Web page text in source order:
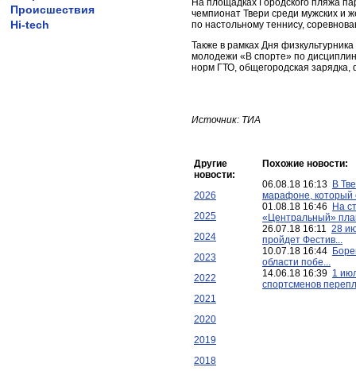
Происшествия
Hi-tech
На площадках Городского пляжа
чемпионат Твери среди мужских и
по настольному теннису,
Также в рамках Дня
молодежи «В спорте» по
норм ГТО, общегородская зарядка,
Источник: ТИА
Другие
новости:
2026
2025
2024
2023
2022
2021
2020
2019
2018
Похожие новости:
06.08.18 16:13 В
марафоне, который
01.08.18 16:46
На
«Центральный»
26.07.18 16:11 28
пройдет Фестив...
10.07.18 16:44
области побе...
14.06.18 16:39 1
спортсменов